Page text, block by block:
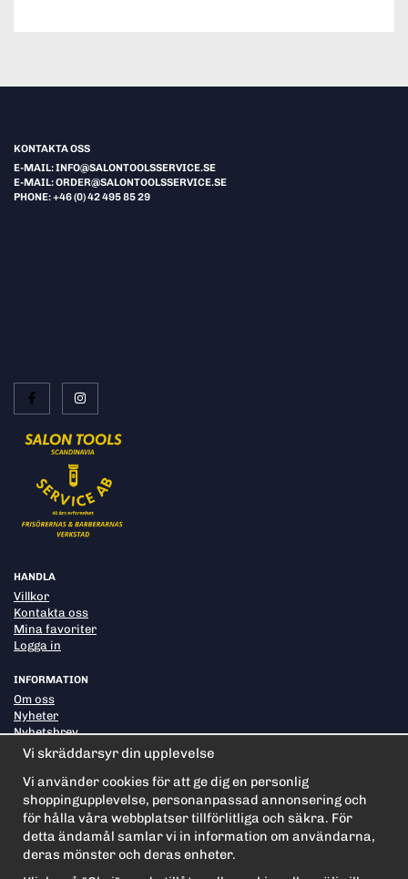
KONTAKTA OSS
E-MAIL: INFO@SALONTOOLSSERVICE.SE
E-MAIL: ORDER@SALONTOOLSSERVICE.SE
PHONE: +46 (0) 42 495 85 29
HANDLA
Villkor
Kontakta oss
Mina favoriter
Logga in
INFORMATION
Om oss
Nyheter
Nyhetsbrev
Om cookies
PRENUMERERA PÅ NYHETSBREVET FÖR VÅRA BÄSTA
ERBJUDANDEN OCH NYHETER!
E-
postadress
Vi skräddarsyr din upplevelse
Vi använder cookies för att ge dig en personlig
shoppingupplevelse, personanpassad annonsering och
för hålla våra webbplatser tillförlitliga och säkra. För
detta ändamål samlar vi in information om användarna,
deras mönster och deras enheter.